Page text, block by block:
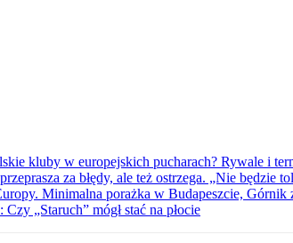
kluby w europejskich pucharach? Rywale i
za błędy, ale też ostrzega. „Nie będzie
Minimalna porażka w Budapeszcie, Górnik
„Staruch” mógł stać na płocie